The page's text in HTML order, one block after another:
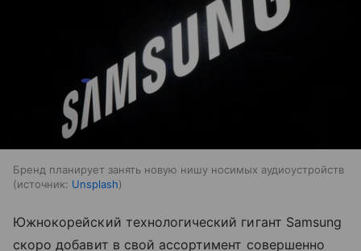
Бренд планирует занять новую нишу носимых аудиоустройств
источник: Unsplash
Южнокорейский технологический гигант Samsung
скоро добавит в свой ассортимент совершенно